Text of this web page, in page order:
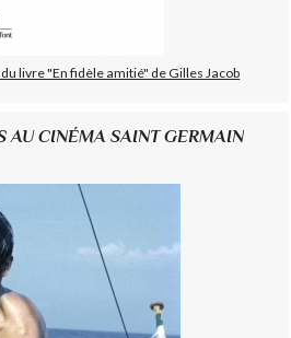
livre "En fidèle amitié" de Gilles Jacob
AU CINÉMA SAINT GERMAIN